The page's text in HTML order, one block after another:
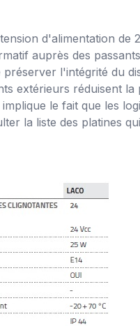
d'alimentation de
auprès des
l'intégrité du
extérieurs réduisent la
le fait que les
la liste des platines